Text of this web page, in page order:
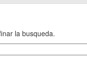
la busqueda.